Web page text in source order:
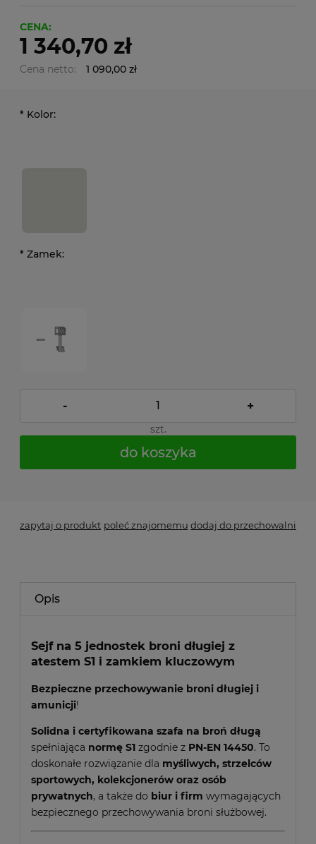
CENA:
1 340,70 zł
Cena netto: 1 090,00 zł
* Kolor:
* Zamek:
- +
szt.
do koszyka
zapytaj o produkt poleć znajomemu dodaj do przechowalni
Opis
Sejf na 5 jednostek broni długiej z
atestem S1 i zamkiem kluczowym
Bezpieczne przechowywanie broni długiej i
amunicji!
Solidna i certyfikowana szafa na broń długą
spełniająca normę S1 zgodnie z PN-EN 14450. To
doskonałe rozwiązanie dla myśliwych, strzelców
sportowych, kolekcjonerów oraz osób
prywatnych, a także do biur i firm wymagających
bezpiecznego przechowywania broni służbowej.